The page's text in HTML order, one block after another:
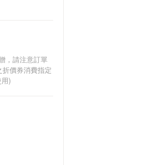
，請注意訂單
價券消費指定
)